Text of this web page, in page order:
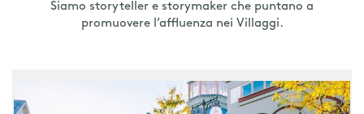
Siamo storyteller e storymaker che puntano a
promuovere l’affluenza nei Villaggi.